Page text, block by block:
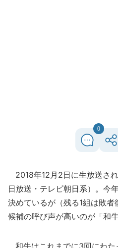
0
2018年12月2日に生放送さ
日放送・テレビ朝日系）。今
決めているが（残る1組は敗
候補の呼び声が高いのが「和牛
和牛はこれまでに3回にわた